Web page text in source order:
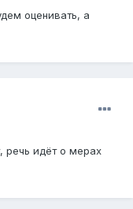
оценивать, а
речь идёт о мерах